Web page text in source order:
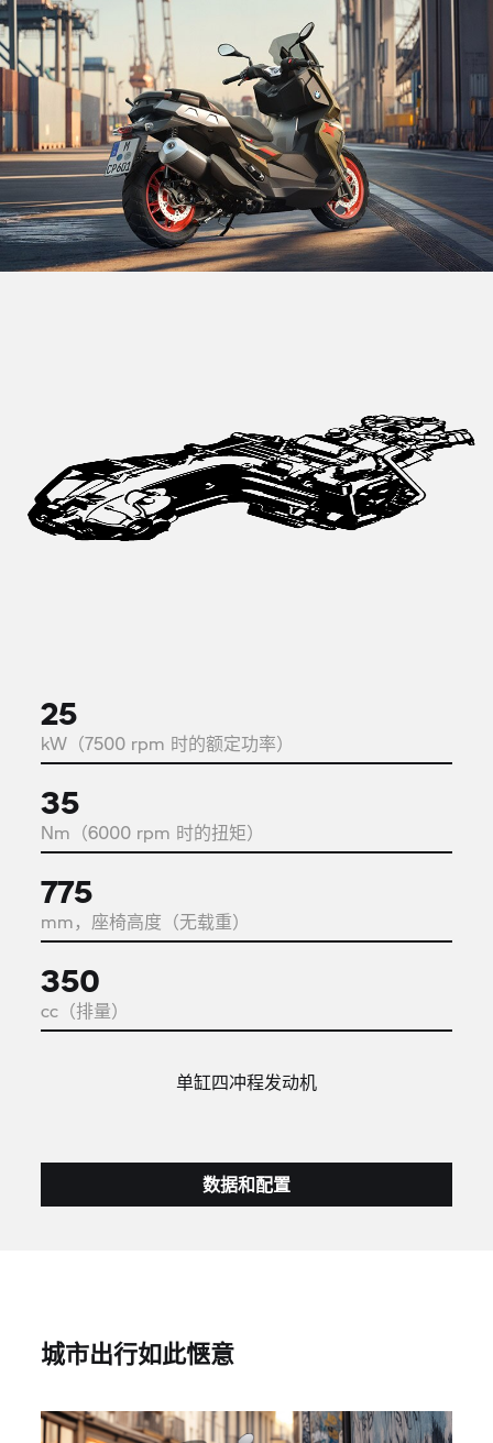
25
kW（7500 rpm 时的额定功率）
35
Nm（6000 rpm 时的扭矩）
775
mm，座椅高度（无载重）
350
cc（排量）
单缸四冲程发动机
数据和配置
城市出行如此惬意